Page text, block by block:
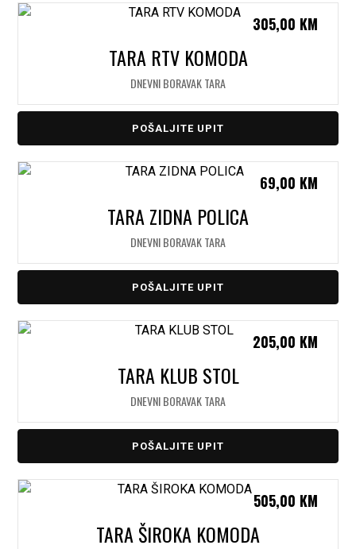
TARA RTV KOMODA
DNEVNI BORAVAK TARA
305,00 KM
POŠALJITE UPIT
TARA ZIDNA POLICA
DNEVNI BORAVAK TARA
69,00 KM
POŠALJITE UPIT
TARA KLUB STOL
DNEVNI BORAVAK TARA
205,00 KM
POŠALJITE UPIT
TARA ŠIROKA KOMODA
505,00 KM